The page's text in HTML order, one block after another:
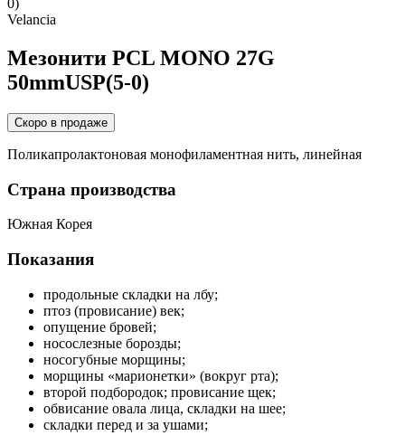
0)
Velancia
Мезонити PCL MONO 27G
50mmUSP(5-0)
Скоро в продаже
Поликапролактоновая монофиламентная нить, линейная
Страна производства
Южная Корея
Показания
продольные складки на лбу;
птоз (провисание) век;
опущение бровей;
носослезные борозды;
носогубные морщины;
морщины «марионетки» (вокруг рта);
второй подбородок; провисание щек;
обвисание овала лица, складки на шее;
складки перед и за ушами;